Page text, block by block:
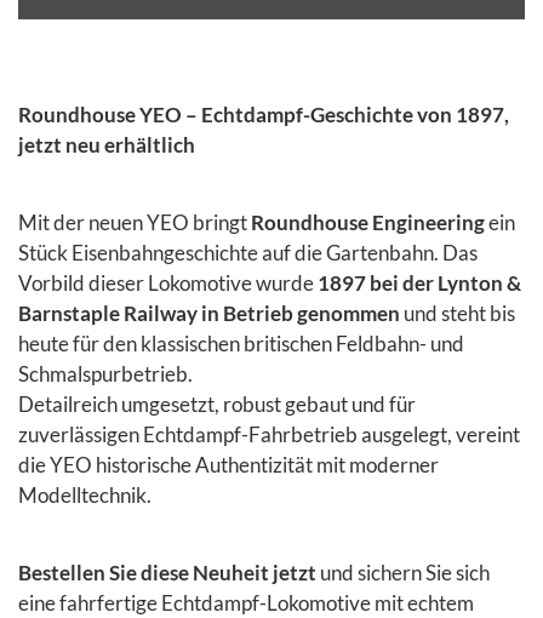
Roundhouse YEO – Echtdampf-Geschichte von 1897,
jetzt neu erhältlich
Mit der neuen YEO bringtRoundhouse Engineeringein
Stück Eisenbahngeschichte auf die Gartenbahn. Das
Vorbild dieser Lokomotive wurde1897 bei der Lynton &
Barnstaple Railway in Betrieb genommen und steht bis
heute für den klassischen britischen Feldbahn- und
Schmalspurbetrieb.
Detailreich umgesetzt, robust gebaut und für
zuverlässigen Echtdampf-Fahrbetrieb ausgelegt, vereint
die YEO historische Authentizität mit moderner
Modelltechnik.
Bestellen Sie diese Neuheit jetzt und sichern Sie sich
eine fahrfertige Echtdampf-Lokomotive mit echtem